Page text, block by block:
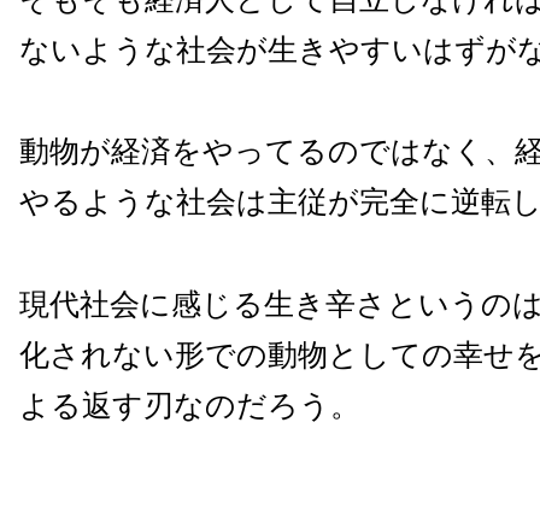
ないような社会が生きやすいはずが
動物が経済をやってるのではなく、
やるような社会は主従が完全に逆転
現代社会に感じる生き辛さというの
化されない形での動物としての幸せ
よる返す刃なのだろう。